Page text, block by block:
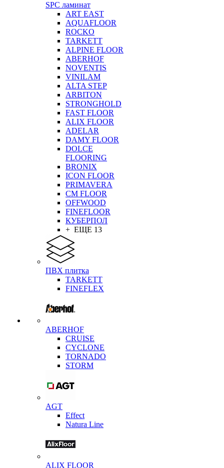
SPC ламинат
ART EAST
AQUAFLOOR
ROCKO
TARKETT
ALPINE FLOOR
ABERHOF
NOVENTIS
VINILAM
ALTA STEP
ARBITON
STRONGHOLD
FAST FLOOR
ALIX FLOOR
ADELAR
DAMY FLOOR
DOLCE
FLOORING
BRONIX
ICON FLOOR
PRIMAVERA
CM FLOOR
OFFWOOD
FINEFLOOR
КУБЕРПОЛ
+ ЕЩЕ 13
ПВХ плитка
TARKETT
FINEFLEX
ABERHOF
CRUISE
CYCLONE
TORNADO
STORM
AGT
Effect
Natura Line
ALIX FLOOR